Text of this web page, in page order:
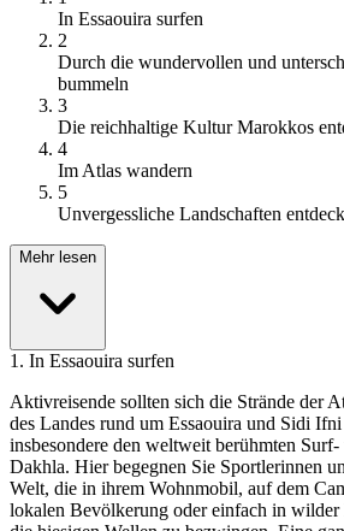
In Essaouira surfen
2
Durch die wundervollen und
bummeln
3
Die reichhaltige Kultur Marokkos
4
Im Atlas wandern
5
Unvergessliche Landschaften
Mehr lesen
1 . In Essaouira surfen
Aktivreisende sollten sich die Strände der
des Landes rund um Essaouira und Sidi
insbesondere den weltweit berühmten
Dakhla. Hier begegnen Sie Sportlerinnen
Welt, die in ihrem Wohnmobil, auf dem
lokalen Bevölkerung oder einfach in wilder